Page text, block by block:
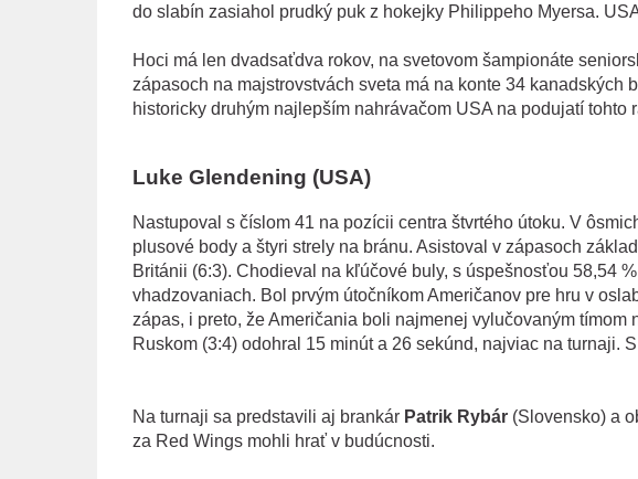
do slabín zasiahol prudký puk z hokejky Philippeho Myersa.
Hoci má len dvadsaťdva rokov, na svetovom šampionáte
zápasoch na majstrovstvách sveta má na konte 34 kanadských
historicky druhým najlepším nahrávačom USA na podujatí tohto
Luke Glendening (USA)
Nastupoval s číslom 41 na pozícii centra štvrtého útoku. V
plusové body a štyri strely na bránu. Asistoval v zápasoch
Británii (6:3). Chodieval na kľúčové buly, s úspešnosťou 58,54
vhadzovaniach. Bol prvým útočníkom Američanov pre hru v
zápas, i preto, že Američania boli najmenej vylučovaným
Ruskom (3:4) odohral 15 minút a 26 sekúnd, najviac na turnaji.
Na turnaji sa predstavili aj brankár Patrik Rybár(Slovensko) a
za Red Wings mohli hrať v budúcnosti.